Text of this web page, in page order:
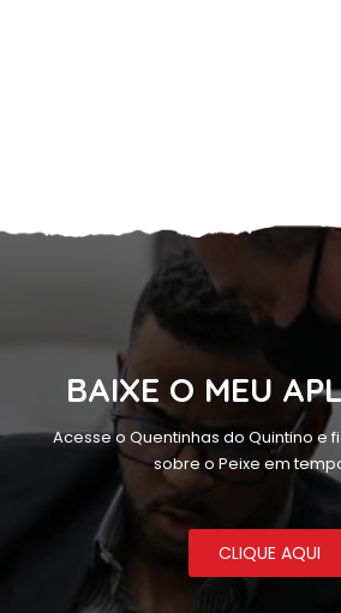
BAIXE O MEU
Acesse o Quentinhas do Quintino e
sobre o Peixe em
CLIQUE AQUI